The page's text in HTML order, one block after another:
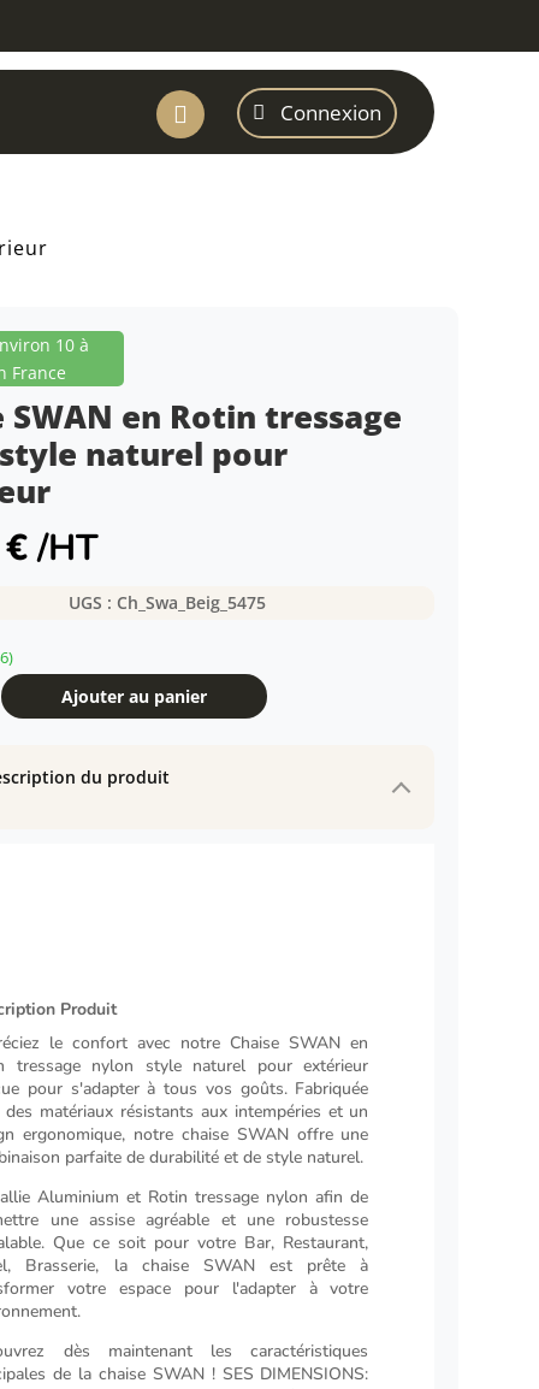
 Connexion
10 à
France
SWAN en Rotin tressage
naturel pour
€/HT
UGS : Ch_Swa_Beig_5475
Ajouter au panier
du produit
Produit
le confort avec notre Chaise SWAN en
tressage nylon style naturel pour extérieur
pour s'adapter à tous vos goûts. Fabriquée
des matériaux résistants aux intempéries et un
ergonomique, notre chaise SWAN offre une
parfaite de durabilité et de style naturel.
Aluminium et Rotin tressage nylon afin de
une assise agréable et une robustesse
Que ce soit pour votre Bar, Restaurant,
Brasserie, la chaise SWAN est prête à
votre espace pour l'adapter à votre
dès maintenant les caractéristiques
de la chaise SWAN ! SES DIMENSIONS: